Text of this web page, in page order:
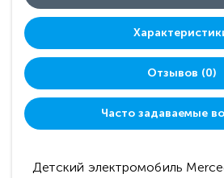
Отзывов (0)
Часто задаваемые
Детский электромобиль